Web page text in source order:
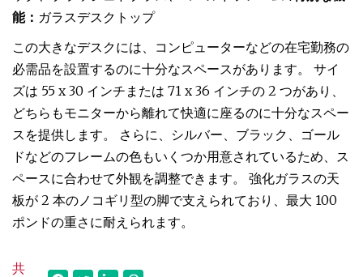
能： ガラスデスクトップ
この大きなデスクには、コンピューターなどの在宅勤務の
必需品を設置するのに十分なスペースがあります。 サイ
ズは 55 x 30 インチまたは 71 x 36 インチの 2 つがあり、
どちらもモニターから離れて快適に座るのに十分なスペー
スを提供します。 さらに、シルバー、ブラック、ゴール
ドなどのフレームの色もいくつか用意されているため、ス
ペースに合わせて外観を調整できます。 強化ガラスの天
板が 2 本のノコギリ型の脚で支えられており、最大 100
ポンドの重さに耐えられます。
共